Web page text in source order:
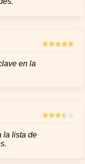
en la
la lista de